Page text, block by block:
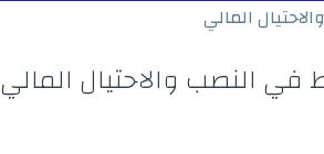
المالي
النصب والاحتيال المالي